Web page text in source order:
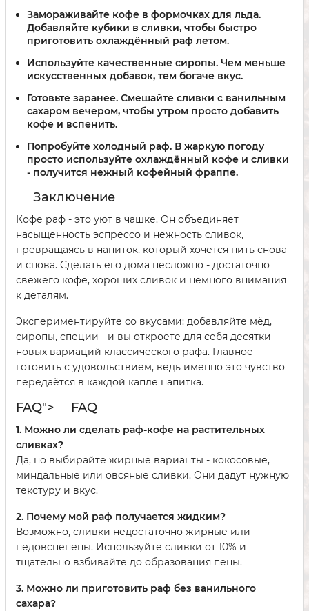
Замораживайте кофе в формочках для льда.
Добавляйте кубики в сливки, чтобы быстро
приготовить охлаждённый раф летом.
Используйте качественные сиропы. Чем меньше
искусственных добавок, тем богаче вкус.
Готовьте заранее. Смешайте сливки с ванильным
сахаром вечером, чтобы утром просто добавить
кофе и вспенить.
Попробуйте холодный раф. В жаркую погоду
просто используйте охлаждённый кофе и сливки
- получится нежный кофейный фраппе.
Заключение
Кофе раф - это уют в чашке. Он объединяет
насыщенность эспрессо и нежность сливок,
превращаясь в напиток, который хочется пить снова
и снова. Сделать его дома несложно - достаточно
свежего кофе, хороших сливок и немного внимания
к деталям.
Экспериментируйте со вкусами: добавляйте мёд,
сиропы, специи - и вы откроете для себя десятки
новых вариаций классического рафа. Главное -
готовить с удовольствием, ведь именно это чувство
передаётся в каждой капле напитка.
FAQ"> FAQ
1. Можно ли сделать раф-кофе на растительных
сливках?
Да, но выбирайте жирные варианты - кокосовые,
миндальные или овсяные сливки. Они дадут нужную
текстуру и вкус.
2. Почему мой раф получается жидким?
Возможно, сливки недостаточно жирные или
недовспенены. Используйте сливки от 10% и
тщательно взбивайте до образования пены.
3. Можно ли приготовить раф без ванильного
сахара?